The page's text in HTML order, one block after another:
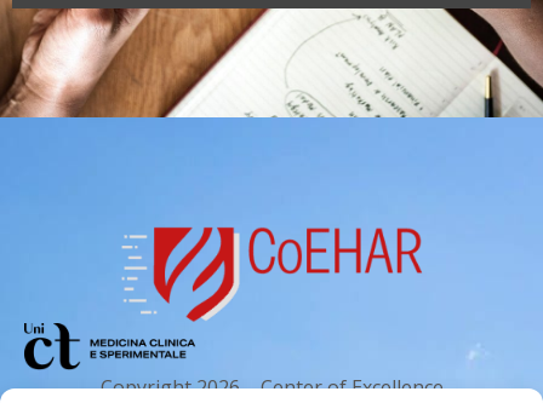
Copyright 2026 – Center of Excellence